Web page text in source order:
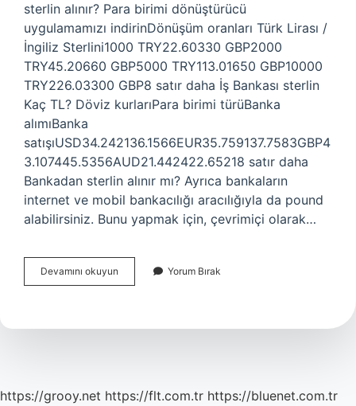
sterlin alınır? Para birimi dönüştürücü
uygulamamızı indirinDönüşüm oranları Türk Lirası /
İngiliz Sterlini1000 TRY22.60330 GBP2000
TRY45.20660 GBP5000 TRY113.01650 GBP10000
TRY226.03300 GBP8 satır daha İş Bankası sterlin
Kaç TL? Döviz kurlarıPara birimi türüBanka
alımıBanka
satışıUSD34.242136.1566EUR35.759137.7583GBP4
3.107445.5356AUD21.442422.65218 satır daha
Bankadan sterlin alınır mı? Ayrıca bankaların
internet ve mobil bankacılığı aracılığıyla da pound
alabilirsiniz. Bunu yapmak için, çevrimiçi olarak…
Devamını okuyun Türkiyede
Sterlin
Yorum Bırak
https://grooy.net https://flt.com.tr https://bluenet.com.tr